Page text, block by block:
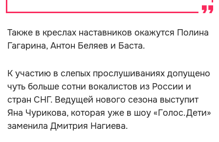
Также в креслах наставников окажутся Полина
Гагарина, Антон Беляев и Баста.
К участию в слепых прослушиваниях допущено
чуть больше сотни вокалистов из России и
стран СНГ. Ведущей нового сезона выступит
Яна Чурикова, которая уже в шоу «Голос.Дети»
заменила Дмитрия Нагиева.